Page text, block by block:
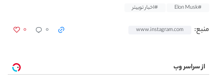
#Elon Musk
#اخبار توییتر
منبع: www.instagram.com ۰ ۰
از سراسر وب